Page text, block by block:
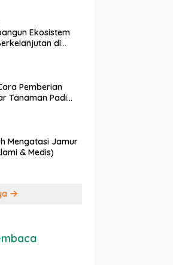
Ekosistem
di
Pemberian
Tanaman Padi
Mengatasi Jamur
& Medis)